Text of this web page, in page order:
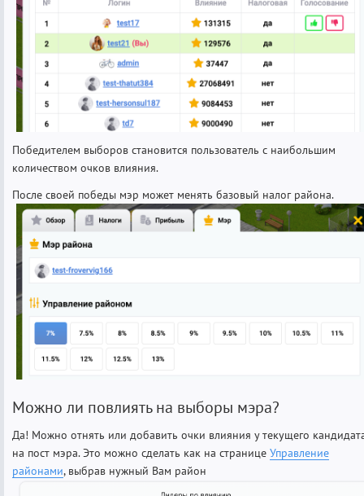
Победителем выборов становится пользователь с наибольшим
количеством очков влияния.
После своей победы мэр может менять базовый налог района.
Можно ли повлиять на выборы мэра?
Да! Можно отнять или добавить очки влияния у текущего
на пост мэра. Это можно сделать как на странице Управление
районами, выбрав нужный Вам район